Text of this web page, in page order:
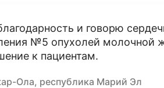
и говорю
№5 опухолей молочной
к пациентам.
Ола, республика Марий Эл